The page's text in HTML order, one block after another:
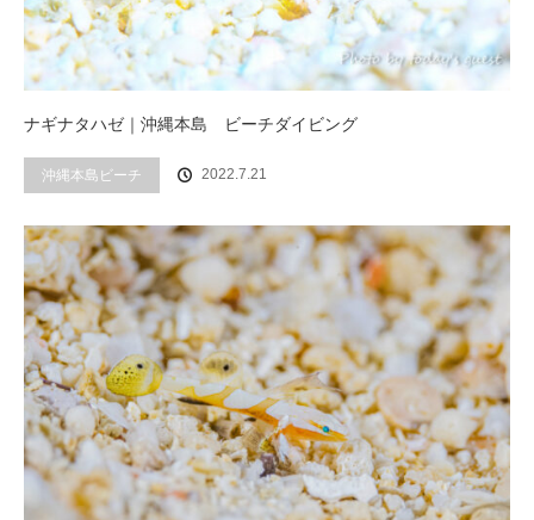
ナギナタハゼ｜沖縄本島 ビーチダイビング
沖縄本島ビーチ 2022.7.21